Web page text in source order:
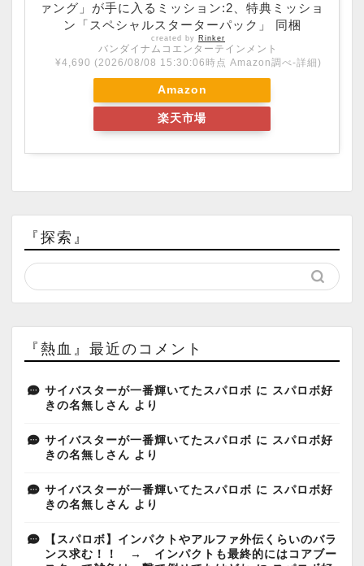
ァング」が手に入るミッション:2、特典ミッショ
ン「スペシャルスターターパック」 同梱
created by Rinker
バンダイナムコエンターテインメント
¥4,690 (2026/08/08 15:30:06時点 Amazon調べ-詳細)
Amazon
楽天市場
『探索』
『熱血』最近のコメント
サイバスターが一番輝いてたスパロボ に スパロボ好
きの名無しさん より
サイバスターが一番輝いてたスパロボ に スパロボ好
きの名無しさん より
サイバスターが一番輝いてたスパロボ に スパロボ好
きの名無しさん より
【スパロボ】インパクトやアルファ外伝くらいのバラ
ンス求む！！ → インパクトも最終的にはコアブー